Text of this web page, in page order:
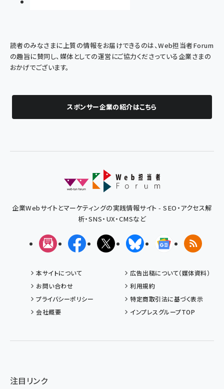
読者のみなさまに上質の情報をお届けできるのは、Web担当者Forum
の趣旨に賛同し、媒体としての運営にご協力くださっている企業さまの
おかげでございます。
スポンサー企業の紹介はこちら
企業Webサイトとマーケティングの実践情報サイト - SEO・アクセス解
析・SNS・UX・CMSなど
メルマガFacebookX(エックス)BlueskyGoogleニュ
RSS
本サイトについて
広告出稿について（媒体資料）
お問い合わせ
利用規約
プライバシーポリシー
特定商取引法に基づく表示
会社概要
インプレスグループTOP
注目リンク